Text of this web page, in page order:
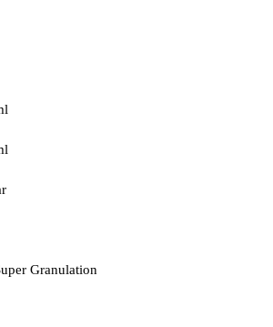
Granulation